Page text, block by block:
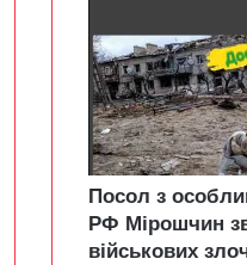
Посол з
РФ Мірошчин
військових